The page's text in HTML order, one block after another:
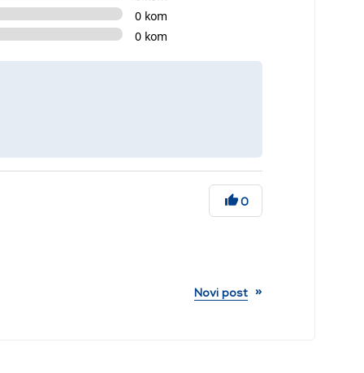
0 kom
0 kom
0
Novi post »